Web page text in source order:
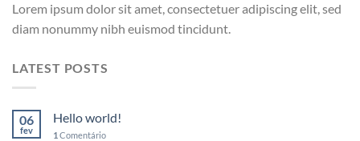
Lorem ipsum dolor sit amet, consectetuer adipiscing elit, sed
diam nonummy nibh euismod tincidunt.
LATEST POSTS
06
fev
Hello world!
1 Comentário